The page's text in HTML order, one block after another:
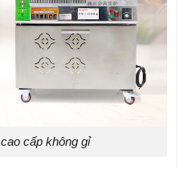
cấp không gỉ